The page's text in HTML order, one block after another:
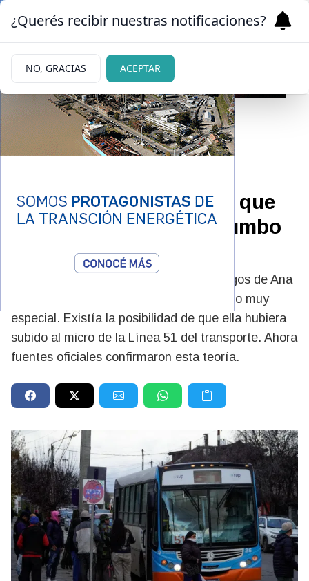
Bariloche: se confirmó que
subió al colectivo 51 rumbo
al centro
Este lunes por la tarde, familiares y amigos de Ana
Lía, difundieron un flyer junto a un pedido muy
especial. Existía la posibilidad de que ella hubiera
subido al micro de la Línea 51 del transporte. Ahora
fuentes oficiales confirmaron esta teoría.
¿Querés recibir nuestras notificaciones?
NO, GRACIAS ACEPTAR